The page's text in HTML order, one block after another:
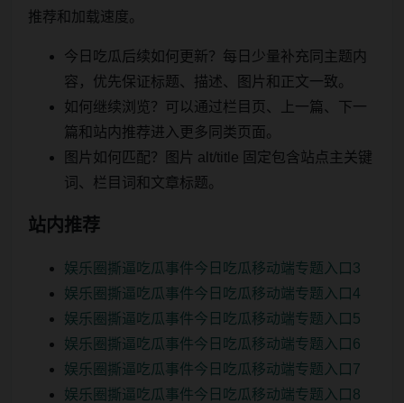
推荐和加载速度。
今日吃瓜后续如何更新？每日少量补充同主题内
容，优先保证标题、描述、图片和正文一致。
如何继续浏览？可以通过栏目页、上一篇、下一
篇和站内推荐进入更多同类页面。
图片如何匹配？图片 alt/title 固定包含站点主关键
词、栏目词和文章标题。
站内推荐
娱乐圈撕逼吃瓜事件今日吃瓜移动端专题入口3
娱乐圈撕逼吃瓜事件今日吃瓜移动端专题入口4
娱乐圈撕逼吃瓜事件今日吃瓜移动端专题入口5
娱乐圈撕逼吃瓜事件今日吃瓜移动端专题入口6
娱乐圈撕逼吃瓜事件今日吃瓜移动端专题入口7
娱乐圈撕逼吃瓜事件今日吃瓜移动端专题入口8